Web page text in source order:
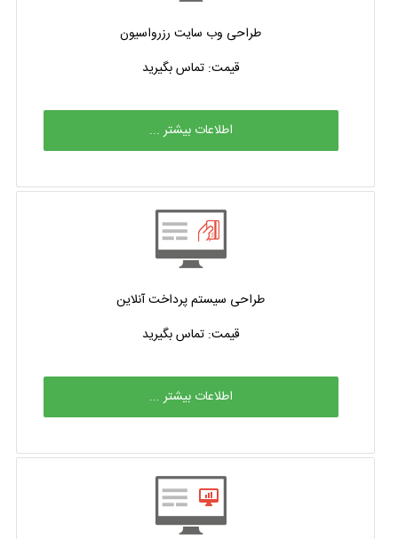
طراحی وب سایت رزرواسیون
قیمت: تماس بگیرید
اطلاعات بیشتر ...
طراحی سیستم پرداخت آنلاین
قیمت: تماس بگیرید
اطلاعات بیشتر ...